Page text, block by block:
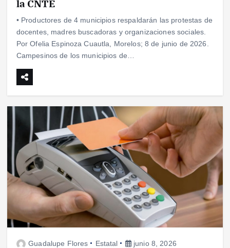
la CNTE
• Productores de 4 municipios respaldarán las protestas de
docentes, madres buscadoras y organizaciones sociales.
Por Ofelia Espinoza Cuautla, Morelos; 8 de junio de 2026.
Campesinos de los municipios de…
Guadalupe Flores Estatal junio 8, 2026